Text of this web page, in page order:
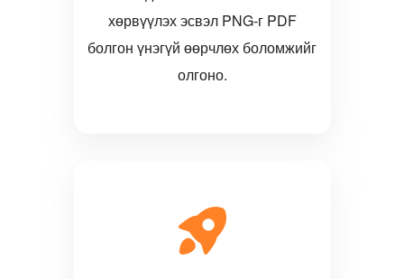
хөрвүүлэх эсвэл PNG-г PDF
болгон үнэгүй өөрчлөх боломжийг
олгоно.